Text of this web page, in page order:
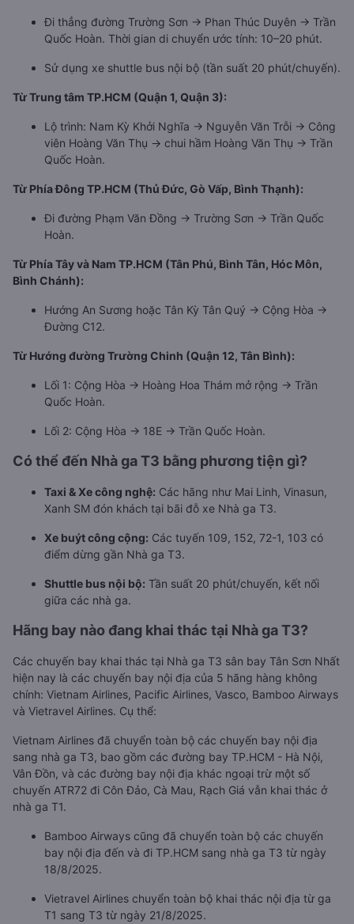
Đi thẳng đường Trường Sơn → Phan Thúc Duyên → Trần
Quốc Hoàn. Thời gian di chuyển ước tính: 10–20 phút.
Sử dụng xe shuttle bus nội bộ (tần suất 20 phút/chuyến).
Từ Trung tâm TP.HCM (Quận 1, Quận 3):
Lộ trình: Nam Kỳ Khởi Nghĩa → Nguyễn Văn Trỗi → Công
viên Hoàng Văn Thụ → chui hầm Hoàng Văn Thụ → Trần
Quốc Hoàn.
Từ Phía Đông TP.HCM (Thủ Đức, Gò Vấp, Bình Thạnh):
Đi đường Phạm Văn Đồng → Trường Sơn → Trần Quốc
Hoàn.
Từ Phía Tây và Nam TP.HCM (Tân Phú, Bình Tân, Hóc Môn,
Bình Chánh):
Hướng An Sương hoặc Tân Kỳ Tân Quý → Cộng Hòa →
Đường C12.
Từ Hướng đường Trường Chinh (Quận 12, Tân Bình):
Lối 1: Cộng Hòa → Hoàng Hoa Thám mở rộng → Trần
Quốc Hoàn.
Lối 2: Cộng Hòa → 18E → Trần Quốc Hoàn.
Có thể đến Nhà ga T3 bằng phương tiện gì?
Taxi & Xe công nghệ: Các hãng như Mai Linh, Vinasun,
Xanh SM đón khách tại bãi đỗ xe Nhà ga T3.
Xe buýt công cộng: Các tuyến 109, 152, 72-1, 103 có
điểm dừng gần Nhà ga T3.
Shuttle bus nội bộ: Tần suất 20 phút/chuyến, kết nối
giữa các nhà ga.
Hãng bay nào đang khai thác tại Nhà ga T3?
Các chuyến bay khai thác tại Nhà ga T3 sân bay Tân Sơn Nhất
hiện nay là các chuyến bay nội địa của 5 hãng hàng không
chính: Vietnam Airlines, Pacific Airlines, Vasco, Bamboo Airways
và Vietravel Airlines. Cụ thể:
Vietnam Airlines đã chuyển toàn bộ các chuyến bay nội địa
sang nhà ga T3, bao gồm các đường bay TP.HCM - Hà Nội,
Vân Đồn, và các đường bay nội địa khác ngoại trừ một số
chuyến ATR72 đi Côn Đảo, Cà Mau, Rạch Giá vẫn khai thác ở
nhà ga T1.
Bamboo Airways cũng đã chuyển toàn bộ các chuyến
bay nội địa đến và đi TP.HCM sang nhà ga T3 từ ngày
18/8/2025.
Vietravel Airlines chuyển toàn bộ khai thác nội địa từ ga
T1 sang T3 từ ngày 21/8/2025.